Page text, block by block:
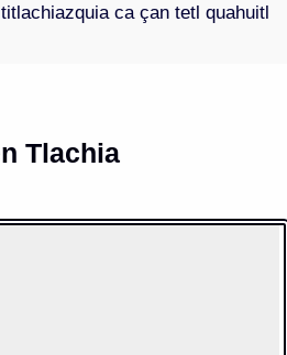
ca çan tetl quahuitl
Tlachia